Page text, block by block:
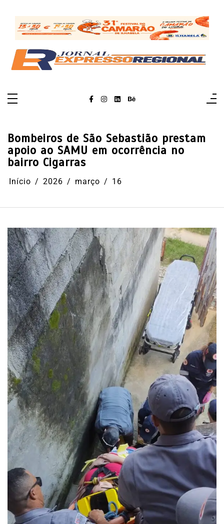
conteúdo
Bombeiros de São Sebastião prestam
apoio ao SAMU em ocorrência no
bairro Cigarras
Início 2026 março 16